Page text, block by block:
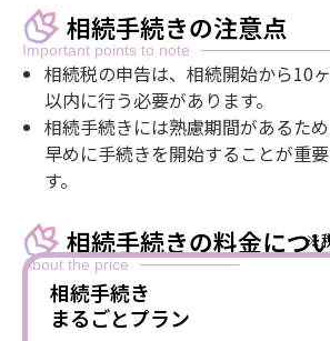
相続手続きの注意点
Important points to note
相続税の申告は、相続開始から10
以内に行う必要があります。
相続手続きには熟慮期間があるため
早めに手続きを開始することが重
す。
相続手続きの料金につ
About the price
※
相続手続き
まるごとプラン